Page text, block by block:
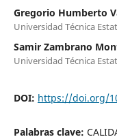
Gregorio Humberto
Universidad Técnica
Samir Zambrano
Universidad Técnica
DOI: https://doi.org/
Palabras clave: